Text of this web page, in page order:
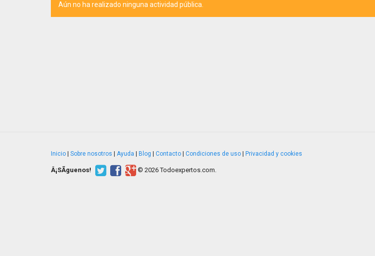
Aún no ha realizado ninguna actividad pública.
Inicio Sobre nosotros Ayuda Blog Contacto Condiciones de uso Privacidad y cookies
Â¡SÃ­guenos! © 2026 Todoexpertos.com.